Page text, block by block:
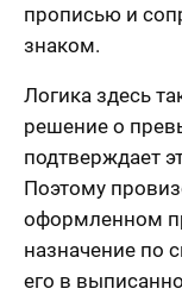
прописью и
знаком.
Логика здесь
решение о
подтверждает
Поэтому
оформленном
назначение по
его в